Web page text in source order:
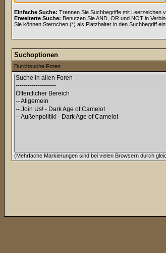
Einfache Suche: Trennen Sie Suchbegriffe mit Leerzeichen
Erweiterte Suche: Benutzen Sie AND, OR und NOT in
Sie können Sternchen (*) als Platzhalter in den Suchbegriff
Suchoptionen
Durchsuche Foren
(Mehrfache Markierungen sind bei vielen Browsern durch